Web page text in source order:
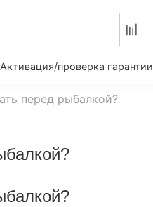
Активация/проверка гарантии
перед рыбалкой?